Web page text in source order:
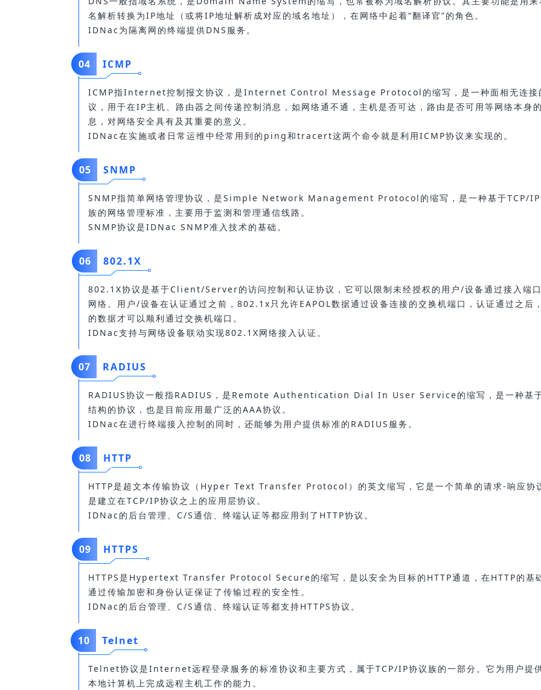
名解析转换为IP地址（或将IP地址解析成对应的域名地址），在网络中起着“翻译官”的角色。
IDNac为隔离网的终端提供DNS服务。
04 ICMP
ICMP指Internet控制报文协议，是Internet Control Message Protocol的缩写，是一种面相无连接
议，用于在IP主机、路由器之间传递控制消息，如网络通不通，主机是否可达，路由是否可用等网络本身
息，对网络安全具有及其重要的意义。
IDNac在实施或者日常运维中经常用到的ping和tracert这两个命令就是利用ICMP协议来实现的。
05 SNMP
SNMP指简单网络管理协议，是Simple Network Management Protocol的缩写，是一种基于TCP/IP
族的网络管理标准，主要用于监测和管理通信线路。
SNMP协议是IDNac SNMP准入技术的基础。
06 802.1X
802.1X协议是基于Client/Server的访问控制和认证协议，它可以限制未经授权的用户/设备通过接入端
网络。用户/设备在认证通过之前，802.1x只允许EAPOL数据通过设备连接的交换机端口，认证通过之后
的数据才可以顺利通过交换机端口。
IDNac支持与网络设备联动实现802.1X网络接入认证。
07 RADIUS
RADIUS协议一般指RADIUS，是Remote Authentication Dial In User Service的缩写，是一种基
结构的协议，也是目前应用最广泛的AAA协议。
IDNac在进行终端接入控制的同时，还能够为用户提供标准的RADIUS服务。
08 HTTP
HTTP是超文本传输协议（Hyper Text Transfer Protocol）的英文缩写，它是一个简单的请求-响应协
是建立在TCP/IP协议之上的应用层协议。
IDNac的后台管理、C/S通信、终端认证等都应用到了HTTP协议。
09 HTTPS
HTTPS是Hypertext Transfer Protocol Secure的缩写，是以安全为目标的HTTP通道，在HTTP的基
通过传输加密和身份认证保证了传输过程的安全性。
IDNac的后台管理、C/S通信、终端认证等都支持HTTPS协议。
10 Telnet
Telnet协议是Internet远程登录服务的标准协议和主要方式，属于TCP/IP协议族的一部分。它为用户提
本地计算机上完成远程主机工作的能力。